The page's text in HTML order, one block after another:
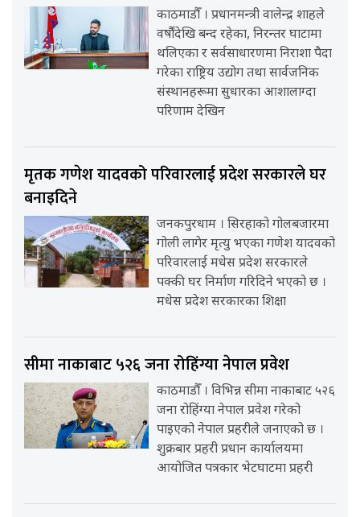
काठमाडौँ । प्रधानमन्त्री वालेन्द्र शाहले
वर्षौंदेखि बन्द रहेका, निरन्तर घाटामा
थलिएका र सर्वसाधारणमा निराशा पैदा
गरेका राष्ट्रिय उद्योग तथा सार्वजनिक
संस्थानहरूमा सुधारका आशालाग्दा
परिणाम देखिन
मृतक गणेश यादवको परिवारलाई प्रदेश सरकारले घर
बनाइदिने
जनकपुरधाम । सिरहाको गोलबजारमा
गोली लागेर मृत्यु भएका गणेश यादवको
परिवारलाई मधेस प्रदेश सरकारले
पक्की घर निर्माण गरिदिने भएको छ ।
मधेस प्रदेश सरकारका शिक्षा
सीमा नाकाबाट ५२६ जना रोहिंग्या नेपाल प्रवेश
काठमाडौँ । विभिन्न सीमा नाकाबाट ५२६
जना रोहिंग्या नेपाल प्रवेश गरेको
पाइएको नेपाल प्रहरीले जनाएको छ ।
शुक्रबार प्रहरी प्रधान कार्यालयमा
आयोजित पत्रकार भेटघाटमा प्रहरी